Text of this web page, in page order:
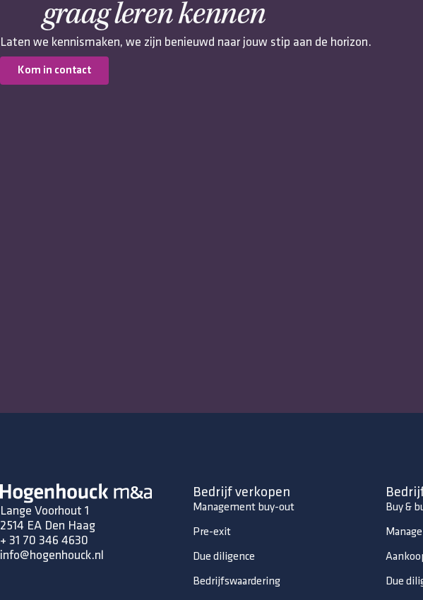
graag leren kennen
Laten we kennismaken, we zijn benieuwd naar jouw stip aan de horizon.
Kom in contact
Lange Voorhout 1
2514 EA Den Haag
+ 31 70 346 4630
info@hogenhouck.nl
Bedrijf verkopen
Management buy-out
Pre-exit
Due diligence
Bedrijfswaardering
Buy &
Due